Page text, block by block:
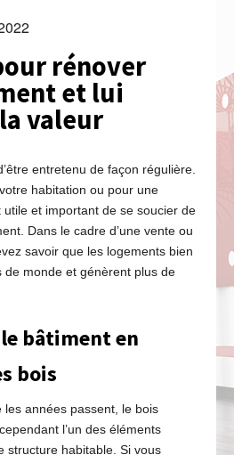
rénover
et lui
valeur
entretenu de façon régulière.
habitation ou pour une
utile et important de se soucier de
Dans le cadre d’une vente ou
savoir que les logements bien
de monde et génèrent plus de
bâtiment en
bois
années passent, le bois
l’un des éléments
structure habitable. Si vous